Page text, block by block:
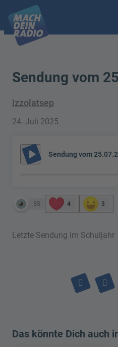
Sendung vom
Izzolatsep
24. Juli 2025
play_arrow Sendung vom
55 4 3
Letzte Sendung im Schuljahr
Das könnte Dich auch